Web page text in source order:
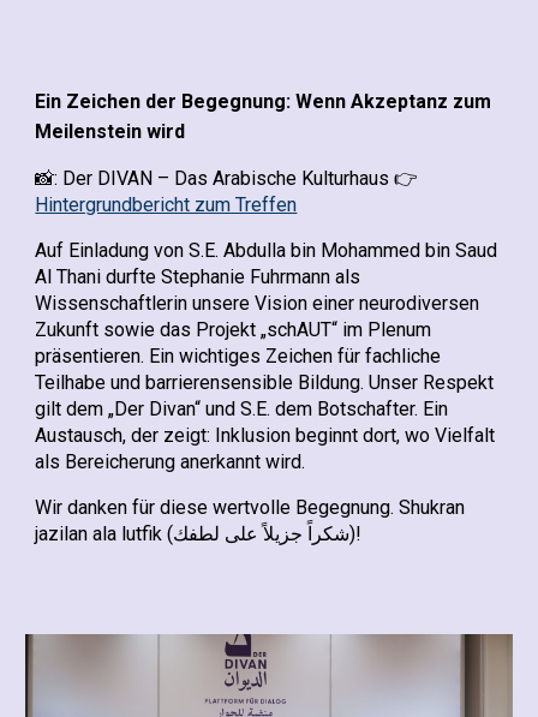
Ein Zeichen der Begegnung: Wenn Akzeptanz zum
Meilenstein wird
📸: Der DIVAN – Das Arabische Kulturhaus 👉
Hintergrundbericht zum Treffen
Auf Einladung von S.E. Abdulla bin Mohammed bin Saud
Al Thani durfte Stephanie Fuhrmann als
Wissenschaftlerin unsere Vision einer neurodiversen
Zukunft sowie das Projekt „schAUT“ im Plenum
präsentieren. Ein wichtiges Zeichen für fachliche
Teilhabe und barrierensensible Bildung. Unser Respekt
gilt dem „Der Divan“ und S.E. dem Botschafter. Ein
Austausch, der zeigt: Inklusion beginnt dort, wo Vielfalt
als Bereicherung anerkannt wird.
Wir danken für diese wertvolle Begegnung. Shukran
jazilan ala lutfik (شكراً جزيلاً على لطفك)!